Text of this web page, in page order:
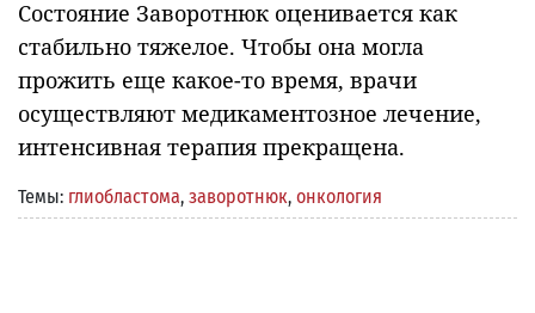
Состояние Заворотнюк оценивается как
стабильно тяжелое. Чтобы она могла
прожить еще какое-то время, врачи
осуществляют медикаментозное лечение,
интенсивная терапия прекращена.
Темы: глиобластома, заворотнюк, онкология